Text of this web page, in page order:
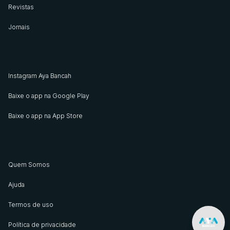
Revistas
Jornais
Instagram Aya Bancah
Baixe o app na Google Play
Baixe o app na App Store
Quem Somos
Ajuda
Termos de uso
Política de privacidade